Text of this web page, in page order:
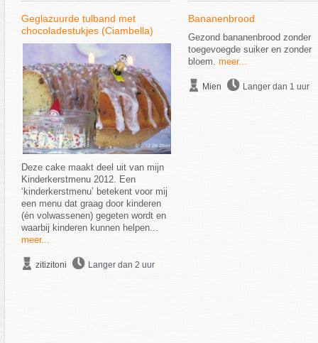
Geglazuurde tulband met
chocoladestukjes (Ciambella)
Deze cake maakt deel uit van mijn
Kinderkerstmenu 2012. Een
‘kinderkerstmenu’ betekent voor mij
een menu dat graag door kinderen
(én volwassenen) gegeten wordt en
waarbij kinderen kunnen helpen...
meer...
zitizitoni Langer dan 2 uur
Bananenbrood
Gezond bananenbrood zonder
toegevoegde suiker en zonder
bloem. meer...
Mien Langer dan 1 uur